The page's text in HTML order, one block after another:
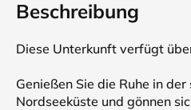
Beschreibung
Diese Unterkunft verfügt
Genießen Sie die Ruhe in
Nordseeküste und gönnen